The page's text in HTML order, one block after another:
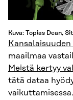
Kuva: Topias Dean,
maailmaa
Meistä kertyy
tätä dataa